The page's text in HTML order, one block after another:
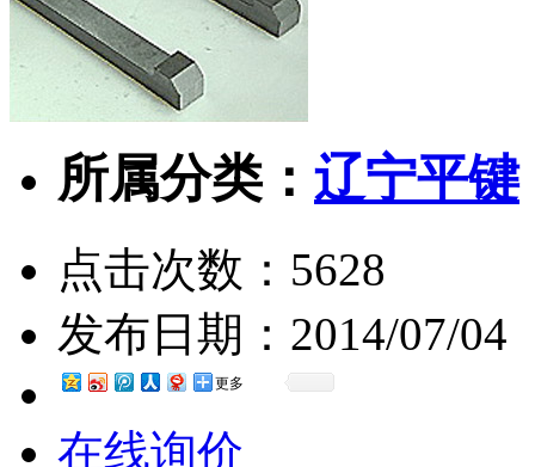
所属分类： 辽宁平键
点击次数： 5628
发布日期： 2014/07/04
更多
在线询价